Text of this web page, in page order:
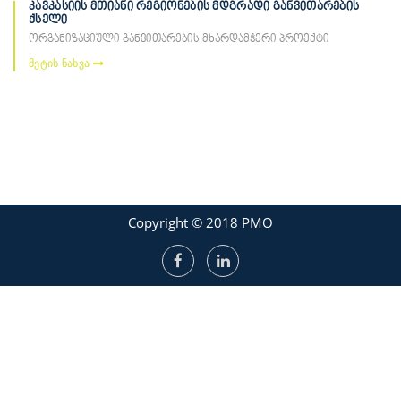
კავკასიის მთიანი რეგიონების მდგრადი განვითარების
ქსელი
ორგანიზაციული განვითარების მხარდამჭერი პროექტი
მეტის ნახვა
Copyright © 2018 PMO